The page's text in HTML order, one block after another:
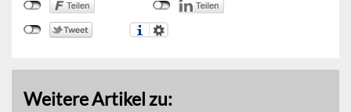
Weitere Artikel zu: